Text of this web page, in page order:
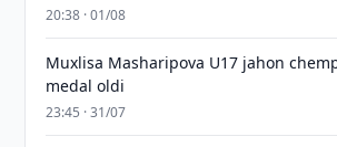
20:38 · 01/08
Muxlisa Masharipova U17 jahon
medal oldi
23:45 · 31/07